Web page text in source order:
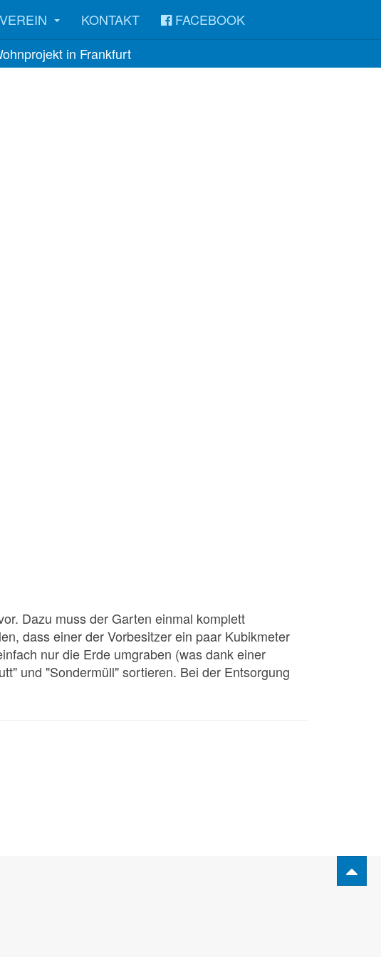
VEREIN KONTAKT
FACEBOOK
in Frankfurt
Dazu muss der Garten einmal komplett
dass einer der Vorbesitzer ein paar Kubikmeter
nur die Erde umgraben (was dank einer
und "Sondermüll" sortieren. Bei der Entsorgung